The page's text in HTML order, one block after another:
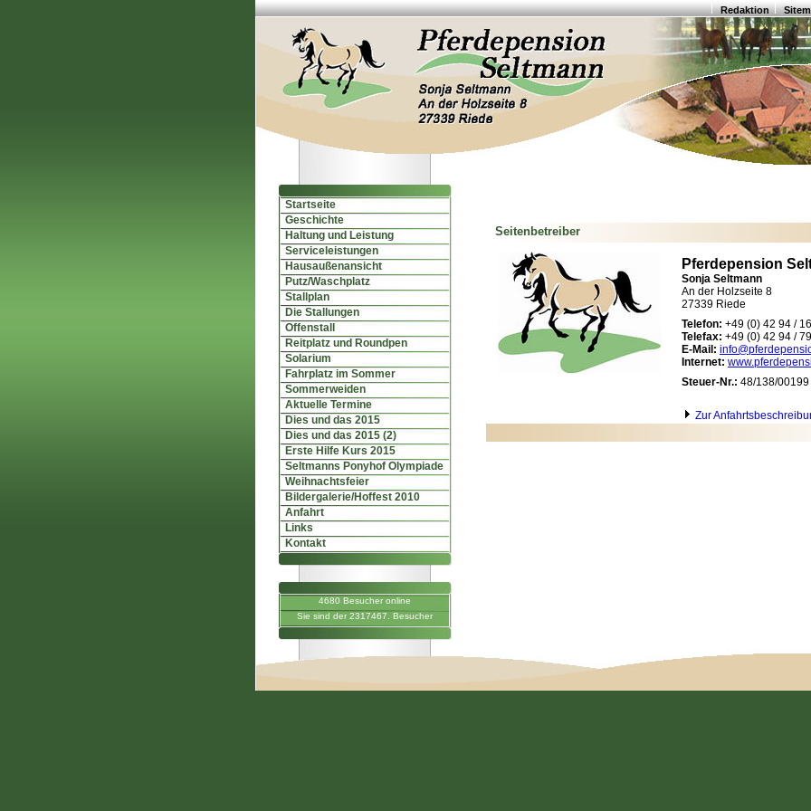
Redaktion
Startseite
Geschichte
Haltung und Leistung
Serviceleistungen
Hausaußenansicht
Putz/Waschplatz
Stallplan
Die Stallungen
Offenstall
Reitplatz und Roundpen
Solarium
Fahrplatz im Sommer
Sommerweiden
Aktuelle Termine
Dies und das 2015
Dies und das 2015 (2)
Erste Hilfe Kurs 2015
Seltmanns Ponyhof Olympiade
Weihnachtsfeier
Bildergalerie/Hoffest 2010
Anfahrt
Links
Kontakt
4680 Besucher online
Sie sind der 2317467. Besucher
Seitenbetreiber
Pferdepension
Sonja Seltmann
An der Holzseite 8
27339 Riede
Telefon: +49 (0) 42 94 /
Telefax: +49 (0) 42 94 /
E-Mail:
Internet:
Steuer-Nr.: 48/138/00199
Zur